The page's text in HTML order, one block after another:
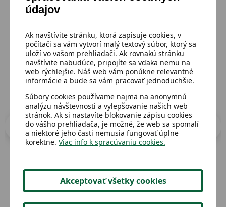
Prejsť do katalógu
Dostupný
Budha na plátne
údajov
Ak navštívite stránku, ktorá zapisuje cookies, v
počítači sa vám vytvorí malý textový súbor, ktorý sa
uloží vo vašom prehliadači. Ak rovnakú stránku
navštívite nabudúce, pripojíte sa vďaka nemu na
web rýchlejšie. Náš web vám ponúkne relevantné
informácie a bude sa vám pracovať jednoduchšie.
Súbory cookies používame najmä na anonymnú
analýzu návštevnosti a vylepšovanie našich web
stránok. Ak si nastavíte blokovanie zápisu cookies
do vášho prehliadača, je možné, že web sa spomalí
a niektoré jeho časti nemusia fungovať úplne
korektne. Viac info k spracúvaniu cookies.
Akceptovať všetky cookies